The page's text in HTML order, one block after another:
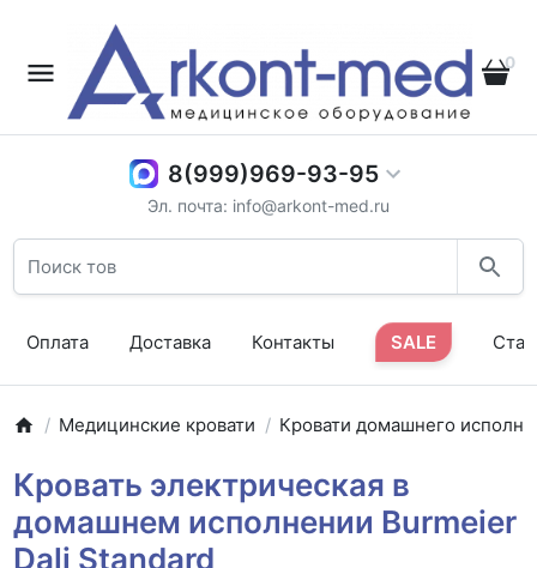
0
8(999)969-93-95
Эл. почта: info@arkont-med.ru
Оплата Доставка Контакты SALE
Медицинские кровати Кровати домашнего
Кровать электрическая в
домашнем исполнении Burmeier
Dali Standard